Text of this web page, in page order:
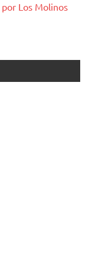
por Los Molinos